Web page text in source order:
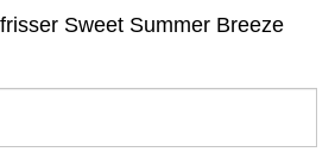
Sweet Summer Breeze